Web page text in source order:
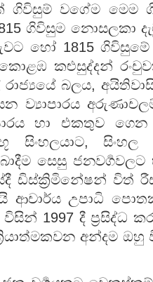
වගේම මෙම
ගිවිසුම නොසලකා
හෝ 1815
කළුසුද්දන්
රාජ්‍යයේ බලය,
ව්‍යාපාරය
හා එකතුව
සිංහලයාට,
සෙසු
ඩිස්ක්‍රිමිනේෂන්
ආචාර්ය උපාධි
1997 දී ප්‍රසිද්ධ
අන්‌දම